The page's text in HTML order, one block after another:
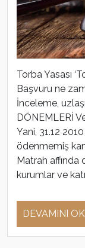
Torba Yasası
Başvuru ne
İnceleme,
DÖNEMLERİ
Yani, 31.12
ödenmemiş
Matrah affında
kurumlar ve
DEVAMINI